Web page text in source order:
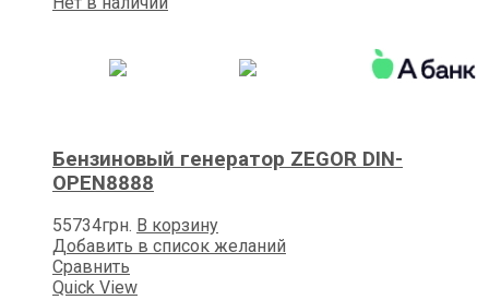
Бензиновый генератор ZEGOR DIN-
OPEN8888
55734грн. В корзину
Добавить в список желаний
Сравнить
Quick View